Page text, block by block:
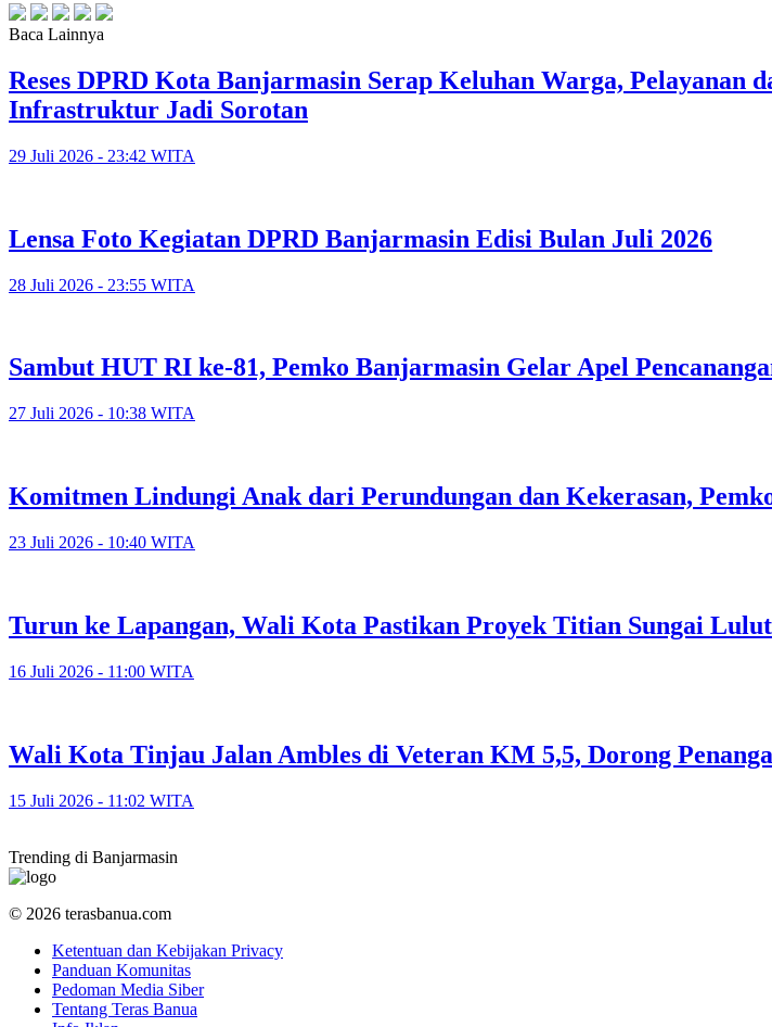
Baca Lainnya
Reses DPRD Kota Banjarmasin Serap Keluhan Warga, Pelayanan
Infrastruktur Jadi Sorotan
29 Juli 2026 - 23:42 WITA
Lensa Foto Kegiatan DPRD Banjarmasin Edisi Bulan Juli 2026
28 Juli 2026 - 23:55 WITA
Sambut HUT RI ke-81, Pemko Banjarmasin Gelar Apel
27 Juli 2026 - 10:38 WITA
Komitmen Lindungi Anak dari Perundungan dan Kekerasan,
23 Juli 2026 - 10:40 WITA
Turun ke Lapangan, Wali Kota Pastikan Proyek Titian Sungai
16 Juli 2026 - 11:00 WITA
​Wali Kota Tinjau Jalan Ambles di Veteran KM 5,5, Dorong
15 Juli 2026 - 11:02 WITA
Trending di Banjarmasin
© 2026 terasbanua.com
Ketentuan dan Kebijakan Privacy
Panduan Komunitas
Pedoman Media Siber
Tentang Teras Banua